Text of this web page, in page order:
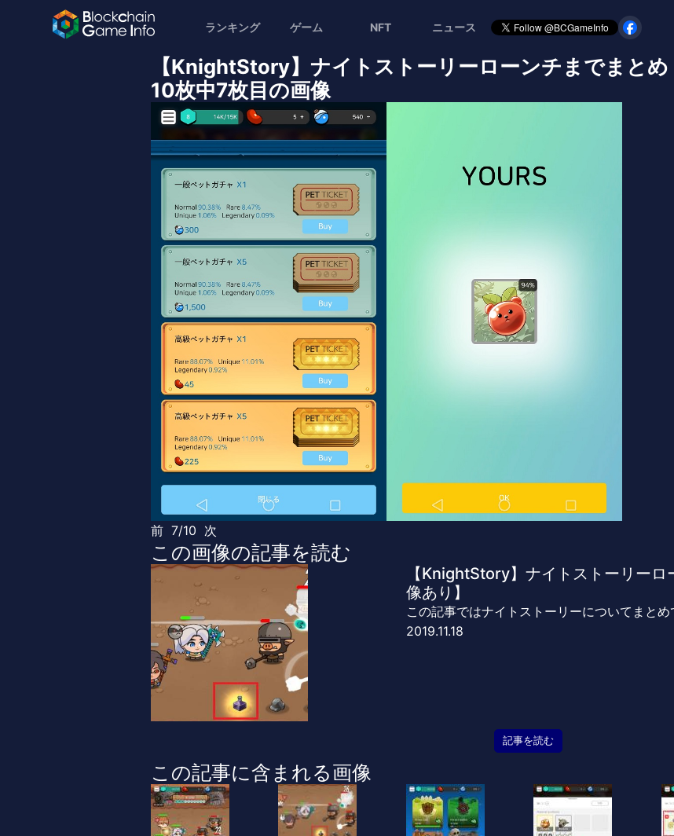
ランキング ゲーム NFT ニュース
【KnightStory】ナイトストーリーローンチまでまとめ
10枚中7枚目の画像
前 7/10 次
この画像の記事を読む
【KnightStory】ナイトストーリー
像あり】
この記事ではナイトストーリーについてまとめ
2019.11.18
記事を読む
この記事に含まれる画像